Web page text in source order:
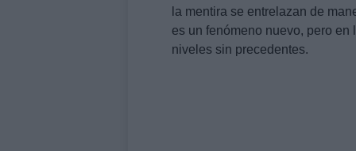
la mentira se entrelazan de
es un fenómeno nuevo, pero
niveles sin precedentes.